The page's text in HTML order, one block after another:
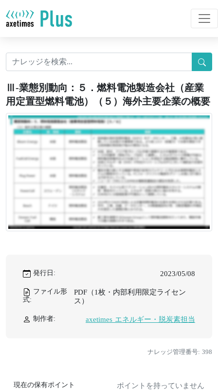
Ⅲ-業態別動向：５．燃料電池製造会社（産業
用定置型燃料電池）（５）海外主要企業の概要
発行日: 2023/05/08
ファイル形
式:
PDF（1枚・内部利用限定ライセン
ス）
制作者: axetimes エネルギー・脱炭素担当
ナレッジ管理番号: 398
現在の保有ポイント ポイントを持っていません